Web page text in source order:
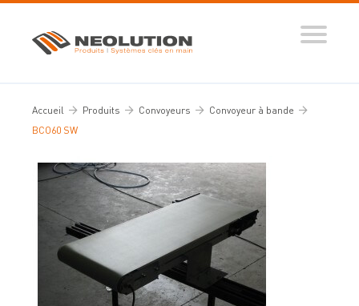
Produits
Nos réalisations
Tous nos conseils
Dictionnaire de la manutention
Guide de sélection
Accueil Produits Convoyeurs
Convoyeur à bande
BCO60 SW